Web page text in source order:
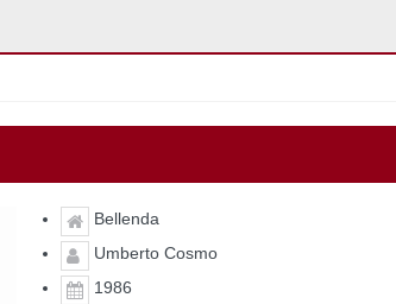
Bellenda
Umberto Cosmo
1986